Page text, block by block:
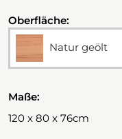
Oberfläche:
Natur geölt
Maße:
120 x 80 x 76cm